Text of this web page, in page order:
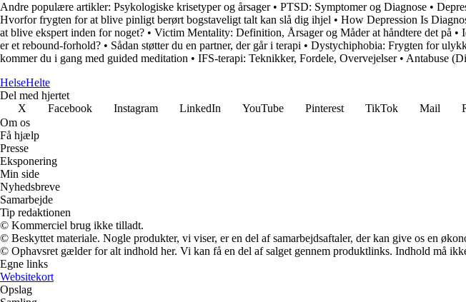
Andre populære artikler: Psykologiske krisetyper og årsager• PTSD: Symptomer og Diagnose •
Hvorfor frygten for at blive pinligt berørt bogstaveligt talt kan slå dig ihjel • How Depression Is
at blive ekspert inden for noget? • Victim Mentality: Definition, Årsager og Måder at håndtere det på •
er et rebound-forhold? • Sådan støtter du en partner, der går i terapi • Dystychiphobia: Frygten for
kommer du i gang med guided meditation • IFS-terapi: Teknikker, Fordele, Overvejelser• Antabuse
HelseHelte
Del med hjertet
X
Facebook Instagram LinkedIn YouTube Pinterest TikTok Mail
Om os
Få hjælp
Presse
Eksponering
Min side
Nyhedsbreve
Samarbejde
Tip redaktionen
© Kommerciel brug ikke tilladt.
© Beskyttet materiale. Nogle produkter, vi viser, er en del af samarbejdsaftaler, der kan give os en
© Ophavsret gælder for alt indhold her. Vi kan få en del af salget gennem produktlinks. Indhold må
Egne links
Websitekort
Opslag